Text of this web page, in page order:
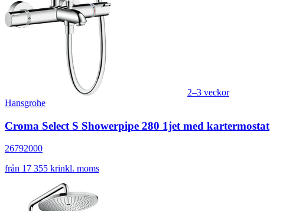
2–3 veckor
Hansgrohe
Croma Select S Showerpipe 280 1jet med kartermostat
26792000
från 17 355 krinkl. moms